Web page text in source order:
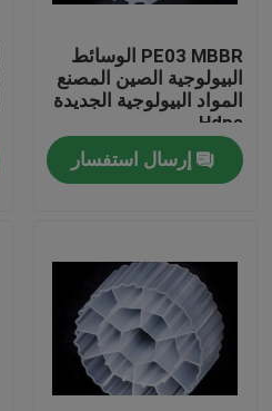
منتجات
معلومات عنا
PE03 MBBR الوسائط
البيولوجية الصين المصنع
المواد البيولوجية الجديدة
Hdpe
إرسال استفسار